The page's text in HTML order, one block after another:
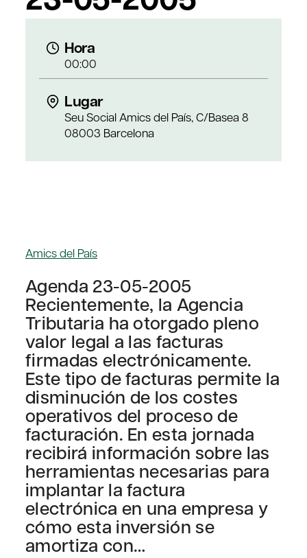
Hora
00:00
Lugar
Seu Social Amics del País, C/Basea 8
08003 Barcelona
Amics del País
Agenda 23-05-2005
Recientemente, la Agencia
Tributaria ha otorgado pleno
valor legal a las facturas
firmadas electrónicamente.
Este tipo de facturas permite la
disminución de los costes
operativos del proceso de
facturación. En esta jornada
recibirá información sobre las
herramientas necesarias para
implantar la factura
electrónica en una empresa y
cómo esta inversión se
amortiza con…